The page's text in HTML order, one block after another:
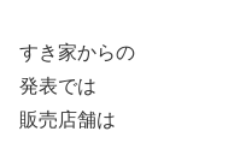
すき家からの
発表では
販売店舗は